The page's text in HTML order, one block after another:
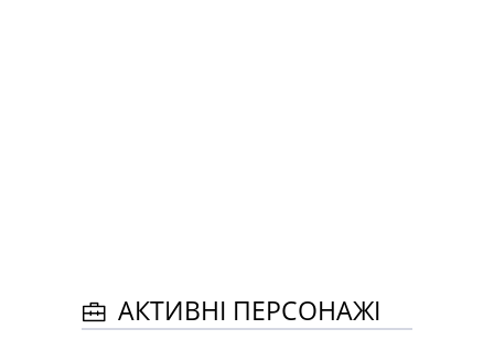
АКТИВНІ ПЕРСОНАЖІ